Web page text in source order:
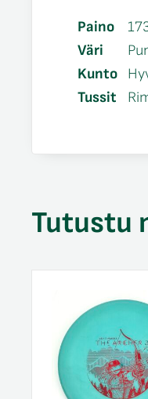
Paino
Väri
Kunto
Tussit
Tutustu